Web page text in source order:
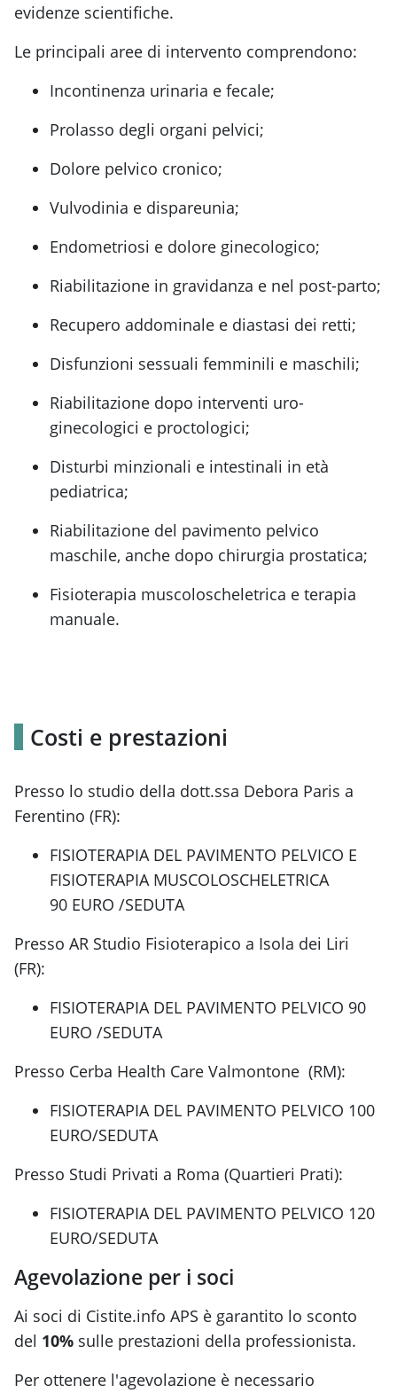
evidenze scientifiche.
Le principali aree di intervento comprendono:
Incontinenza urinaria e fecale;
Prolasso degli organi pelvici;
Dolore pelvico cronico;
Vulvodinia e dispareunia;
Endometriosi e dolore ginecologico;
Riabilitazione in gravidanza e nel post-parto;
Recupero addominale e diastasi dei retti;
Disfunzioni sessuali femminili e maschili;
Riabilitazione dopo interventi uro-
ginecologici e proctologici;
Disturbi minzionali e intestinali in età
pediatrica;
Riabilitazione del pavimento pelvico
maschile, anche dopo chirurgia prostatica;
Fisioterapia muscoloscheletrica e terapia
manuale.
Costi e prestazioni
Presso lo studio della dott.ssa Debora Paris a
Ferentino (FR):
FISIOTERAPIA DEL PAVIMENTO PELVICO E
FISIOTERAPIA MUSCOLOSCHELETRICA
90 EURO /SEDUTA
Presso AR Studio Fisioterapico a Isola dei Liri
(FR):
FISIOTERAPIA DEL PAVIMENTO PELVICO 90
EURO /SEDUTA
Presso Cerba Health Care Valmontone (RM):
FISIOTERAPIA DEL PAVIMENTO PELVICO 100
EURO/SEDUTA
Presso Studi Privati a Roma (Quartieri Prati):
FISIOTERAPIA DEL PAVIMENTO PELVICO 120
EURO/SEDUTA
Agevolazione per i soci
Ai soci di Cistite.info APS è garantito lo sconto
del 10% sulle prestazioni della professionista.
Per ottenere l'agevolazione è necessario